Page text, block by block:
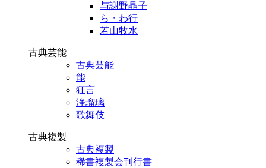
与謝野晶子
ら・わ行
若山牧水
古典芸能
古典芸能
能
狂言
浄瑠璃
歌舞伎
古典複製
古典複製
稀書複製会刊行書